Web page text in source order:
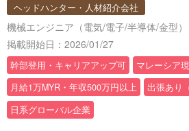
ヘッドハンター・人材紹介会社
機械エンジニア（電気/電子/半導体/金型）
掲載開始日：2026/01/27
幹部登用・キャリアアップ可
マレーシア
月給1万MYR・年収500万円以上
出張あり
日系グローバル企業